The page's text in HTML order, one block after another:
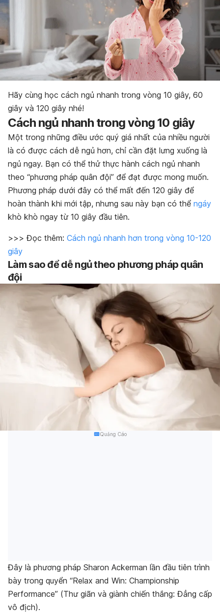
Hãy cùng học cách ngủ nhanh trong vòng 10 giây, 60
giây và 120 giây nhé!
Cách ngủ nhanh trong vòng 10 giây
Một trong những điều ước quý giá nhất của nhiều người
là có được cách dễ ngủ hơn, chỉ cần đặt lưng xuống là
ngủ ngay. Bạn có thể thử thực hành cách ngủ nhanh
theo “phương pháp quân đội” để đạt được mong muốn.
Phương pháp dưới đây có thể mất đến 120 giây để
hoàn thành khi mới tập, nhưng sau này bạn có thể ngáy
khò khò ngay từ 10 giây đầu tiên.
>>> Đọc thêm: Cách ngủ nhanh hơn trong vòng 10-120
giây
Làm sao để dễ ngủ theo phương pháp quân
đội
Quảng Cáo
Đây là phương pháp Sharon Ackerman lần đầu tiên trình
bày trong quyển “Relax and Win: Championship
Performance” (Thư giãn và giành chiến thắng: Đẳng cấp
vô địch).